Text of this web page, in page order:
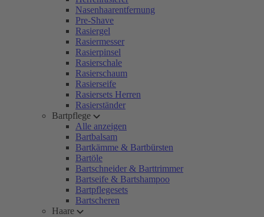
Nasenhaarentfernung
Pre-Shave
Rasiergel
Rasiermesser
Rasierpinsel
Rasierschale
Rasierschaum
Rasierseife
Rasiersets Herren
Rasierständer
Bartpflege
Alle anzeigen
Bartbalsam
Bartkämme & Bartbürsten
Bartöle
Bartschneider & Barttrimmer
Bartseife & Bartshampoo
Bartpflegesets
Bartscheren
Haare